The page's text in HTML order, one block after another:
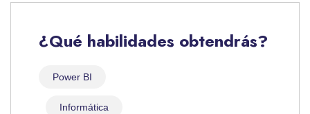
¿Qué habilidades obtendrás?
Power BI
Informática